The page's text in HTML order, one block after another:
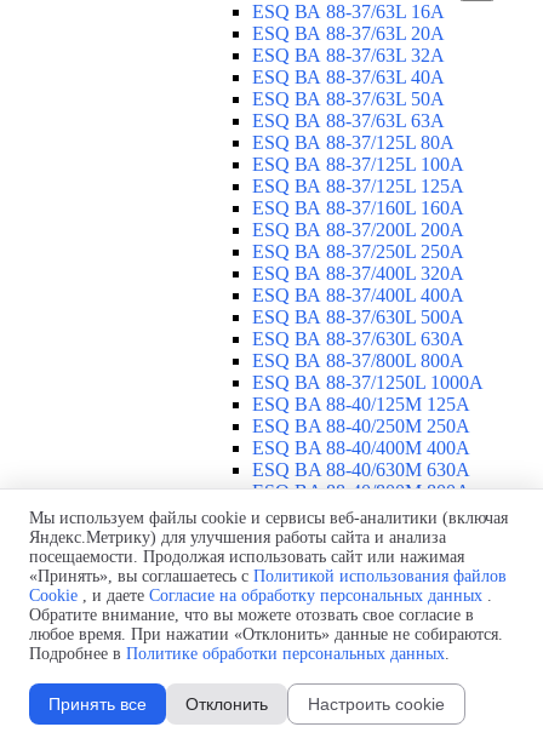
ESQ ВА 88-37/63L 16A
ESQ ВА 88-37/63L 20A
ESQ ВА 88-37/63L 32A
ESQ ВА 88-37/63L 40A
ESQ ВА 88-37/63L 50A
ESQ ВА 88-37/63L 63A
ESQ ВА 88-37/125L 80A
ESQ ВА 88-37/125L 100A
ESQ ВА 88-37/125L 125A
ESQ ВА 88-37/160L 160A
ESQ ВА 88-37/200L 200A
ESQ ВА 88-37/250L 250A
ESQ ВА 88-37/400L 320A
ESQ ВА 88-37/400L 400A
ESQ ВА 88-37/630L 500A
ESQ ВА 88-37/630L 630A
ESQ ВА 88-37/800L 800A
ESQ ВА 88-37/1250L 1000A
ESQ BA 88-40/125M 125A
ESQ BA 88-40/250M 250A
ESQ BA 88-40/400M 400A
ESQ BA 88-40/630М 630A
ESQ BA 88-40/800M 800A
ESQ BA 88-40/1250М 1250A
Воздушные автоматические
выключатели ▼
ESQ ВА99-40B 3F M2C2S2 M
2500A
ESQ ВА99-40A 3F M2C2S2 М
800A
630A
ESQ ВА99-40A 3F M2C2S2 М
Мы используем файлы cookie и сервисы веб-аналитики (включая
Яндекс.Метрику) для улучшения работы сайта и анализа
посещаемости. Продолжая использовать сайт или нажимая
«Принять», вы соглашаетесь с Политикой использования файлов
Cookie , и даете Согласие на обработку персональных данных .
Обратите внимание, что вы можете отозвать свое согласие в
любое время. При нажатии «Отклонить» данные не собираются.
Подробнее в Политике обработки персональных данных.
Принять все Отклонить Настроить cookie